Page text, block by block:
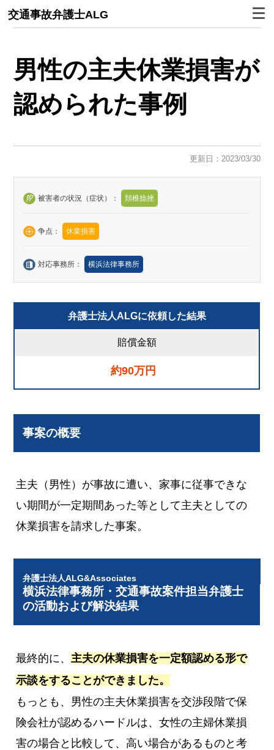
交通事故弁護士ALG
男性の主夫休業損害が
認められた事例
更新日：2023/03/30
被害者の状況（症状）： 頚椎捻挫
争点： 休業損害
対応事務所： 横浜法律事務所
弁護士法人ALGに依頼した結果
賠償金額
約90万円
事案の概要
主夫（男性）が事故に遭い、家事に従事できな
い期間が一定期間あった等として主夫としての
休業損害を請求した事案。
弁護士法人ALG&Associates
横浜法律事務所・交通事故案件担当弁護士
の活動および解決結果
最終的に、 主夫の休業損害を一定額認める形で
示談をすることができました。
もっとも、男性の主夫休業損害を交渉段階で保
険会社が認めるハードルは、女性の主婦休業損
害の場合と比較して、高い場合があるものと考